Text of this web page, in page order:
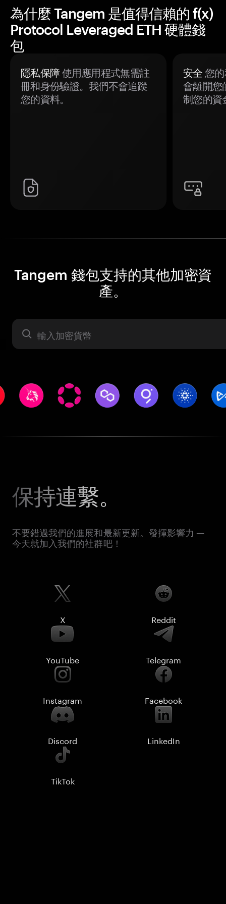
為什麼 Tangem 是值得信賴的 f(x)
Protocol Leveraged ETH 硬體錢
包
隱私保障使用應用程式無需註
冊和身份驗證。我們不會追蹤
您的資料。
安全 您
會離開您
制您的資
Tangem 錢包支持的其他加密資
產。
資產
保持連繫。
不要錯過我們的進展和最新更新。發揮影響力 —
今天就加入我們的社群吧！
X Reddit
YouTube Telegram
Instagram Facebook
Discord LinkedIn
TikTok